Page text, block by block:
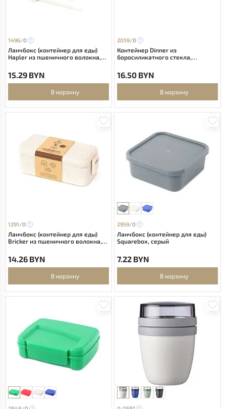
1496/0
Ланчбокс (контейнер для еды)
Hapler из пшеничного волокна,
15.29 BYN
В корзину
2059/0
Контейнер Dinner из
боросиликатного стекла,
16.50 BYN
В корзину
1291/0
Ланчбокс (контейнер для еды)
Bricker из пшеничного волокна,
14.26 BYN
В корзину
2959/0
Ланчбокс (контейнер для еды)
Squarebox, серый
7.22 BYN
В корзину